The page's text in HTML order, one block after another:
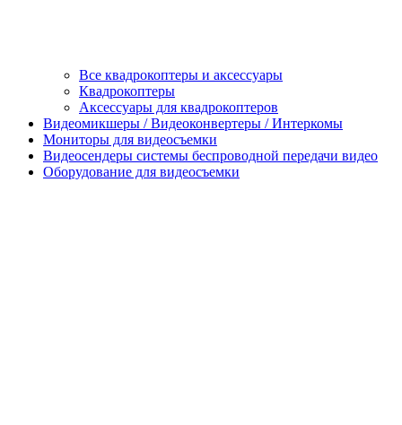
Все квадрокоптеры и аксессуары
Квадрокоптеры
Аксессуары для квадрокоптеров
Видеомикшеры / Видеоконвертеры / Интеркомы
Мониторы для видеосъемки
Видеосендеры системы беспроводной передачи видео
Оборудование для видеосъемки